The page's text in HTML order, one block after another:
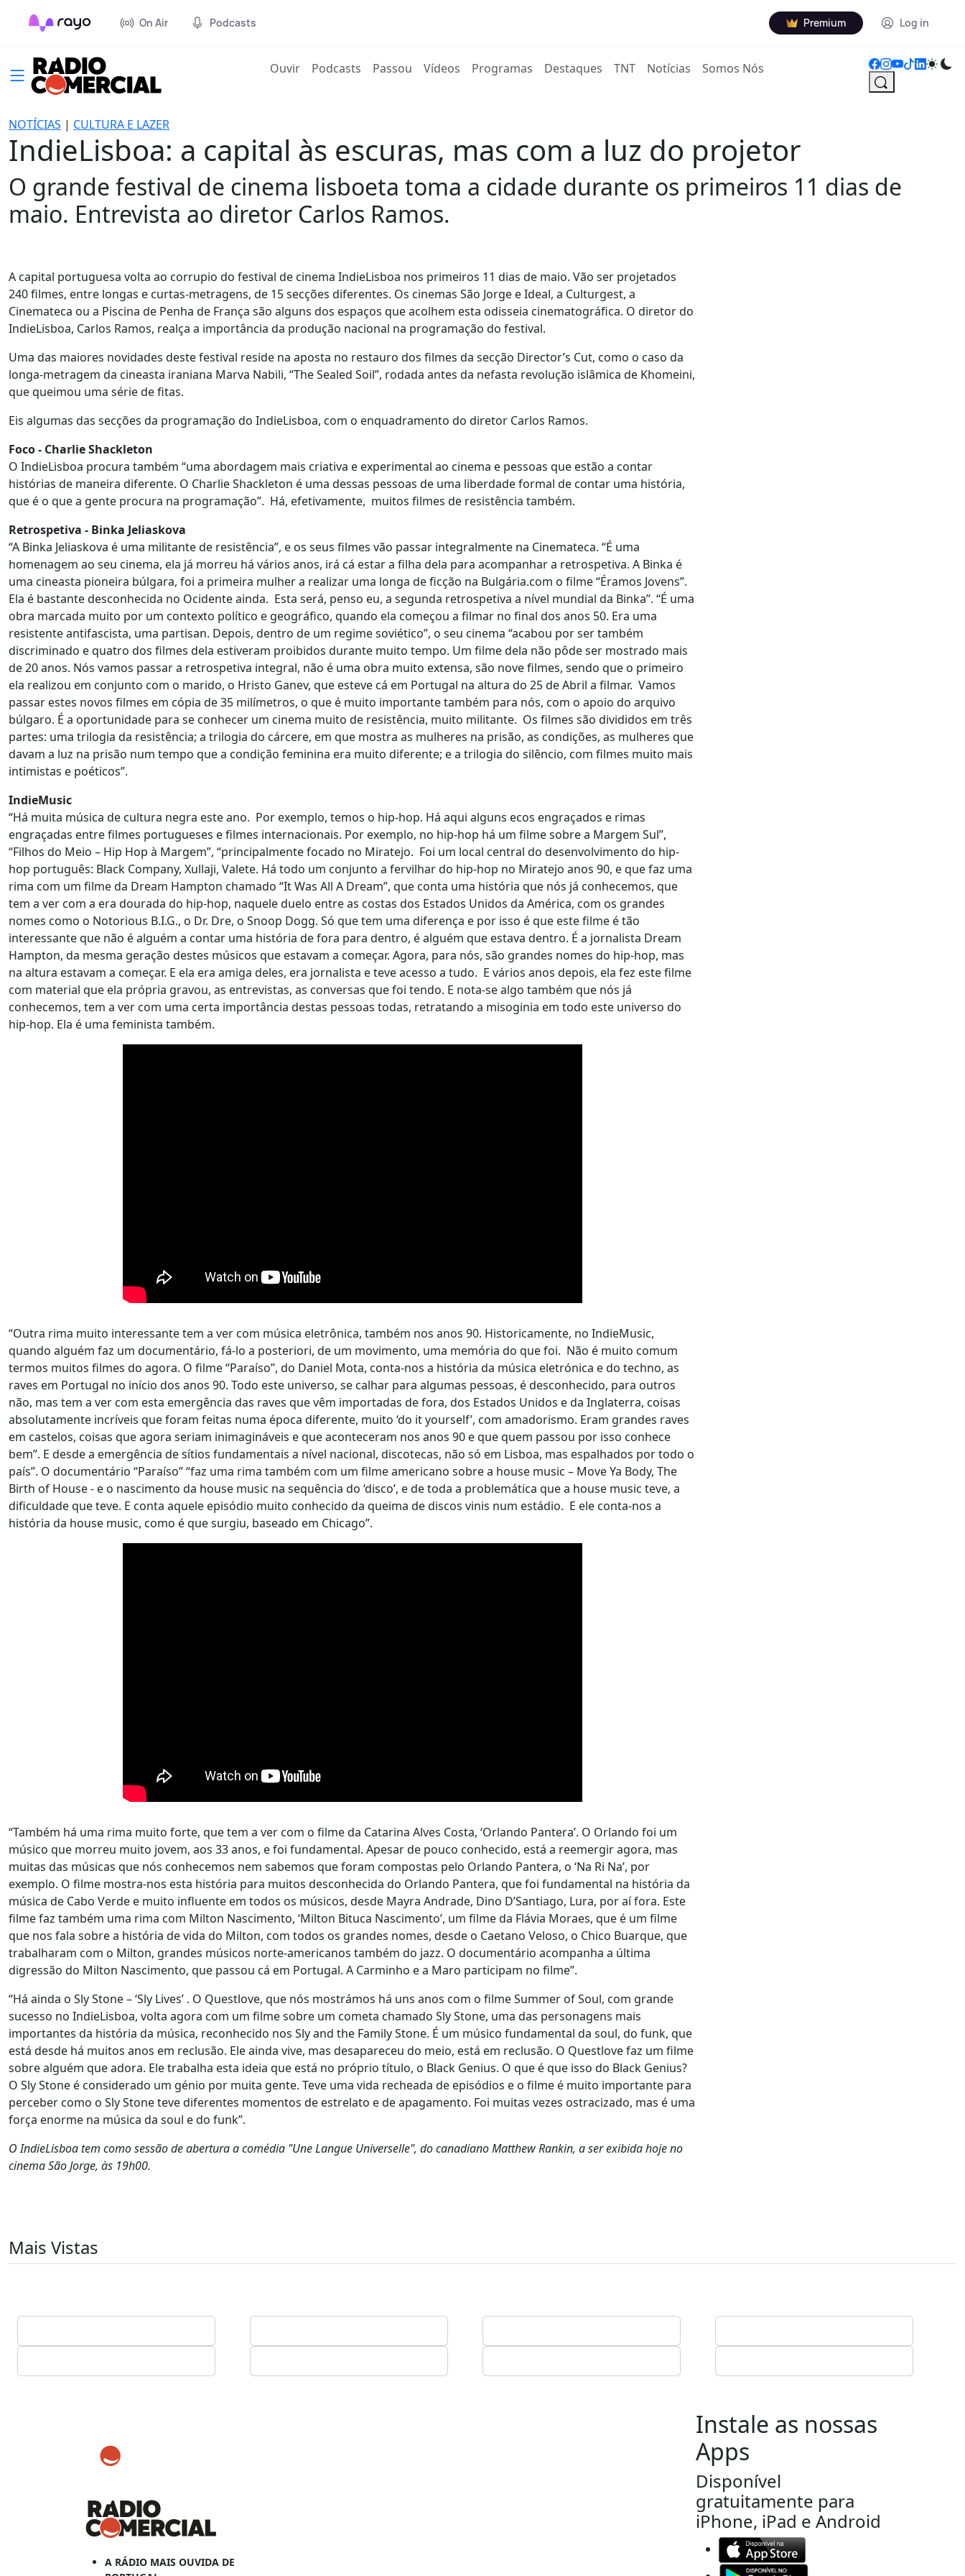
On Air Podcasts Premium Log in
Ouvir(current)
Podcasts Passou Vídeos Programas Destaques TNT Notícias Somos Nós
NOTÍCIAS | CULTURA E LAZER
IndieLisboa: a capital às escuras, mas com a luz do projetor
O grande festival de cinema lisboeta toma a cidade durante os primeiros 11 dias de
maio. Entrevista ao diretor Carlos Ramos.
A capital portuguesa volta ao corrupio do festival de cinema IndieLisboa nos primeiros 11 dias de maio. Vão ser projetados
240 filmes, entre longas e curtas-metragens, de 15 secções diferentes. Os cinemas São Jorge e Ideal, a Culturgest, a
Cinemateca ou a Piscina de Penha de França são alguns dos espaços que acolhem esta odisseia cinematográfica. O diretor do
IndieLisboa, Carlos Ramos, realça a importância da produção nacional na programação do festival.
Uma das maiores novidades deste festival reside na aposta no restauro dos filmes da secção Director’s Cut, como o caso da
longa-metragem da cineasta iraniana Marva Nabili, “The Sealed Soil”, rodada antes da nefasta revolução islâmica de Khomeini,
que queimou uma série de fitas.
Eis algumas das secções da programação do IndieLisboa, com o enquadramento do diretor Carlos Ramos.
Foco - Charlie Shackleton
O IndieLisboa procura também “uma abordagem mais criativa e experimental ao cinema e pessoas que estão a contar
histórias de maneira diferente. O Charlie Shackleton é uma dessas pessoas de uma liberdade formal de contar uma história,
que é o que a gente procura na programação”. Há, efetivamente, muitos filmes de resistência também.
Retrospetiva - Binka Jeliaskova
“A Binka Jeliaskova é uma militante de resistência”, e os seus filmes vão passar integralmente na Cinemateca. “É uma
homenagem ao seu cinema, ela já morreu há vários anos, irá cá estar a filha dela para acompanhar a retrospetiva. A Binka é
uma cineasta pioneira búlgara, foi a primeira mulher a realizar uma longa de ficção na Bulgária.com o filme “Éramos Jovens”.
Ela é bastante desconhecida no Ocidente ainda. Esta será, penso eu, a segunda retrospetiva a nível mundial da Binka”. “É uma
obra marcada muito por um contexto político e geográfico, quando ela começou a filmar no final dos anos 50. Era uma
resistente antifascista, uma partisan. Depois, dentro de um regime soviético”, o seu cinema “acabou por ser também
discriminado e quatro dos filmes dela estiveram proibidos durante muito tempo. Um filme dela não pôde ser mostrado mais
de 20 anos. Nós vamos passar a retrospetiva integral, não é uma obra muito extensa, são nove filmes, sendo que o primeiro
ela realizou em conjunto com o marido, o Hristo Ganev, que esteve cá em Portugal na altura do 25 de Abril a filmar. Vamos
passar estes novos filmes em cópia de 35 milímetros, o que é muito importante também para nós, com o apoio do arquivo
búlgaro. É a oportunidade para se conhecer um cinema muito de resistência, muito militante. Os filmes são divididos em três
partes: uma trilogia da resistência; a trilogia do cárcere, em que mostra as mulheres na prisão, as condições, as mulheres que
davam a luz na prisão num tempo que a condição feminina era muito diferente; e a trilogia do silêncio, com filmes muito mais
intimistas e poéticos”.
IndieMusic
“Há muita música de cultura negra este ano. Por exemplo, temos o hip-hop. Há aqui alguns ecos engraçados e rimas
engraçadas entre filmes portugueses e filmes internacionais. Por exemplo, no hip-hop há um filme sobre a Margem Sul”,
“Filhos do Meio – Hip Hop à Margem”, “principalmente focado no Miratejo. Foi um local central do desenvolvimento do hip-
hop português: Black Company, Xullaji, Valete. Há todo um conjunto a fervilhar do hip-hop no Miratejo anos 90, e que faz uma
rima com um filme da Dream Hampton chamado “It Was All A Dream”, que conta uma história que nós já conhecemos, que
tem a ver com a era dourada do hip-hop, naquele duelo entre as costas dos Estados Unidos da América, com os grandes
nomes como o Notorious B.I.G., o Dr. Dre, o Snoop Dogg. Só que tem uma diferença e por isso é que este filme é tão
interessante que não é alguém a contar uma história de fora para dentro, é alguém que estava dentro. É a jornalista Dream
Hampton, da mesma geração destes músicos que estavam a começar. Agora, para nós, são grandes nomes do hip-hop, mas
na altura estavam a começar. E ela era amiga deles, era jornalista e teve acesso a tudo. E vários anos depois, ela fez este filme
com material que ela própria gravou, as entrevistas, as conversas que foi tendo. E nota-se algo também que nós já
conhecemos, tem a ver com uma certa importância destas pessoas todas, retratando a misoginia em todo este universo do
hip-hop. Ela é uma feminista também.
“Outra rima muito interessante tem a ver com música eletrônica, também nos anos 90. Historicamente, no IndieMusic,
quando alguém faz um documentário, fá-lo a posteriori, de um movimento, uma memória do que foi. Não é muito comum
termos muitos filmes do agora. O filme “Paraíso”, do Daniel Mota, conta-nos a história da música eletrónica e do techno, as
raves em Portugal no início dos anos 90. Todo este universo, se calhar para algumas pessoas, é desconhecido, para outros
não, mas tem a ver com esta emergência das raves que vêm importadas de fora, dos Estados Unidos e da Inglaterra, coisas
absolutamente incríveis que foram feitas numa época diferente, muito ‘do it yourself’, com amadorismo. Eram grandes raves
em castelos, coisas que agora seriam inimagináveis e que aconteceram nos anos 90 e que quem passou por isso conhece
bem”. E desde a emergência de sítios fundamentais a nível nacional, discotecas, não só em Lisboa, mas espalhados por todo o
país”. O documentário “Paraíso” “faz uma rima também com um filme americano sobre a house music – Move Ya Body, The
Birth of House - e o nascimento da house music na sequência do ‘disco’, e de toda a problemática que a house music teve, a
dificuldade que teve. E conta aquele episódio muito conhecido da queima de discos vinis num estádio. E ele conta-nos a
história da house music, como é que surgiu, baseado em Chicago”.
“Também há uma rima muito forte, que tem a ver com o filme da Catarina Alves Costa, ‘Orlando Pantera’. O Orlando foi um
músico que morreu muito jovem, aos 33 anos, e foi fundamental. Apesar de pouco conhecido, está a reemergir agora, mas
muitas das músicas que nós conhecemos nem sabemos que foram compostas pelo Orlando Pantera, o ‘Na Ri Na’, por
exemplo. O filme mostra-nos esta história para muitos desconhecida do Orlando Pantera, que foi fundamental na história da
música de Cabo Verde e muito influente em todos os músicos, desde Mayra Andrade, Dino D’Santiago, Lura, por aí fora. Este
filme faz também uma rima com Milton Nascimento, ‘Milton Bituca Nascimento’, um filme da Flávia Moraes, que é um filme
que nos fala sobre a história de vida do Milton, com todos os grandes nomes, desde o Caetano Veloso, o Chico Buarque, que
trabalharam com o Milton, grandes músicos norte-americanos também do jazz. O documentário acompanha a última
digressão do Milton Nascimento, que passou cá em Portugal. A Carminho e a Maro participam no filme”.
“Há ainda o Sly Stone – ‘Sly Lives’ . O Questlove, que nós mostrámos há uns anos com o filme Summer of Soul, com grande
sucesso no IndieLisboa, volta agora com um filme sobre um cometa chamado Sly Stone, uma das personagens mais
importantes da história da música, reconhecido nos Sly and the Family Stone. É um músico fundamental da soul, do funk, que
está desde há muitos anos em reclusão. Ele ainda vive, mas desapareceu do meio, está em reclusão. O Questlove faz um filme
sobre alguém que adora. Ele trabalha esta ideia que está no próprio título, o Black Genius. O que é que isso do Black Genius?
O Sly Stone é considerado um génio por muita gente. Teve uma vida recheada de episódios e o filme é muito importante para
perceber como o Sly Stone teve diferentes momentos de estrelato e de apagamento. Foi muitas vezes ostracizado, mas é uma
força enorme na música da soul e do funk”.
O IndieLisboa tem como sessão de abertura a comédia "Une Langue Universelle", do canadiano Matthew Rankin, a ser exibida hoje no
cinema São Jorge, às 19h00.
Mais Vistas
A RÁDIO MAIS OUVIDA DE
Instale as nossas
Apps
Disponível
gratuitamente para
iPhone, iPad e Android